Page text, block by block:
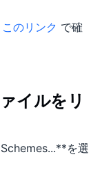
このリンク で確
イルをリ
を選